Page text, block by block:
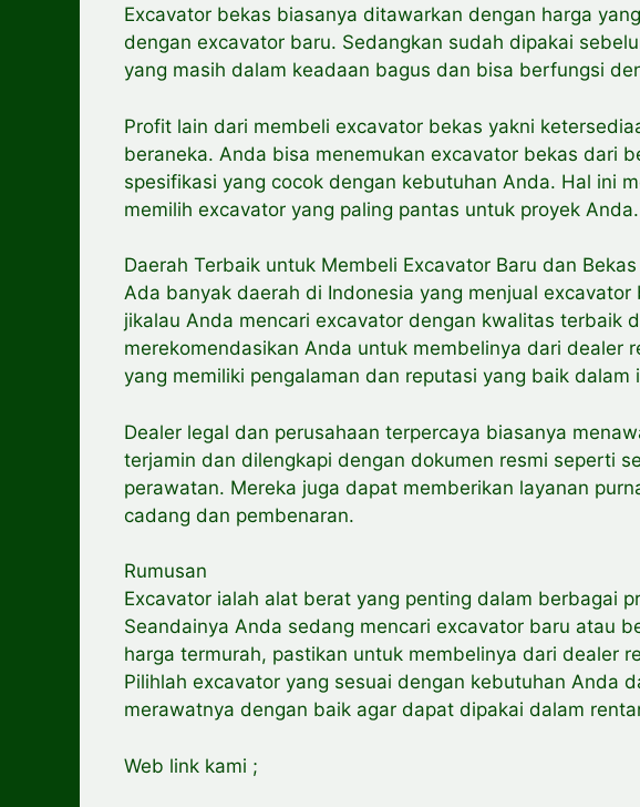
Excavator bekas biasanya ditawarkan dengan harga
dengan excavator baru. Sedangkan sudah dipakai
yang masih dalam keadaan bagus dan bisa berfungsi
Profit lain dari membeli excavator bekas yakni
beraneka. Anda bisa menemukan excavator bekas dari
spesifikasi yang cocok dengan kebutuhan Anda. Hal ini
memilih excavator yang paling pantas untuk proyek Anda.
Daerah Terbaik untuk Membeli Excavator Baru dan Bekas
Ada banyak daerah di Indonesia yang menjual
jikalau Anda mencari excavator dengan kwalitas terbaik
merekomendasikan Anda untuk membelinya dari dealer
yang memiliki pengalaman dan reputasi yang baik dalam
Dealer legal dan perusahaan terpercaya biasanya
terjamin dan dilengkapi dengan dokumen resmi seperti
perawatan. Mereka juga dapat memberikan layanan
cadang dan pembenaran.
Rumusan
Excavator ialah alat berat yang penting dalam berbagai
Seandainya Anda sedang mencari excavator baru atau
harga termurah, pastikan untuk membelinya dari dealer
Pilihlah excavator yang sesuai dengan kebutuhan Anda
merawatnya dengan baik agar dapat dipakai dalam
Web link kami ;